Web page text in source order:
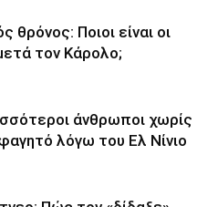
θρόνος: Ποιοι είναι οι
τον Κάρολο;
άνθρωποι χωρίς
λόγω του Ελ Νίνιο